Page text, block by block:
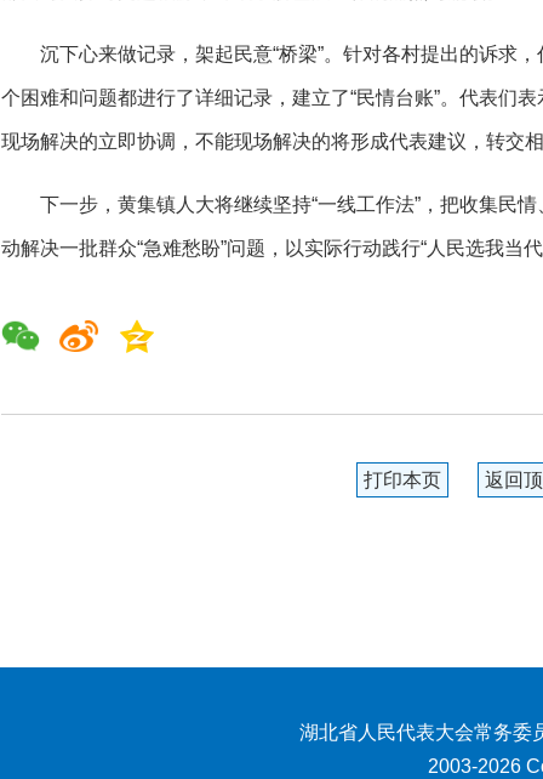
沉下心来做记录，架起民意“桥梁”。针对各村提出的诉求
个困难和问题都进行了详细记录，建立了“民情台账”。代表们
现场解决的立即协调，不能现场解决的将形成代表建议，转交
下一步，黄集镇人大将继续坚持“一线工作法”，把收集民
动解决一批群众“急难愁盼”问题，以实际行动践行“人民选我当
打印本页 返回
湖北省人民代表大会常务委
2003-2026